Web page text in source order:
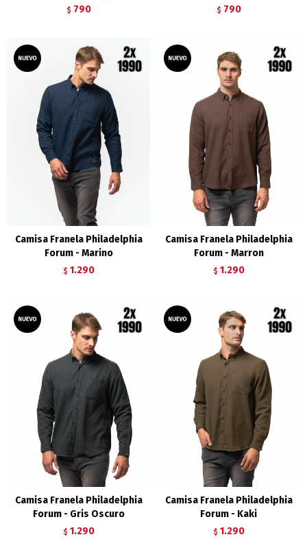
$ 790 $ 790
Camisa Franela Philadelphia
Forum - Marino
$ 1.290
Camisa Franela Philadelphia
Forum - Marron
$ 1.290
Camisa Franela Philadelphia
Forum - Gris Oscuro
$ 1.290
Camisa Franela Philadelphia
Forum - Kaki
$ 1.290